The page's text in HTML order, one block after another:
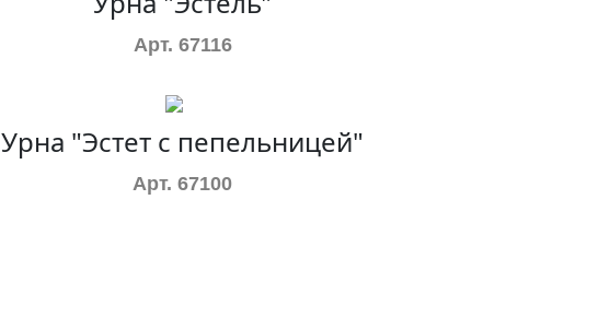
Арт. 67116
Урна "Эстет с пепельницей"
Арт. 67100